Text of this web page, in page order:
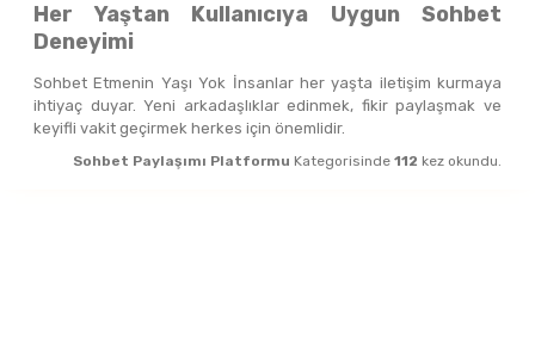
Her Yaştan Kullanıcıya Uygun Sohbet
Deneyimi
Sohbet Etmenin Yaşı Yok İnsanlar her yaşta iletişim kurmaya
ihtiyaç duyar. Yeni arkadaşlıklar edinmek, fikir paylaşmak ve
keyifli vakit geçirmek herkes için önemlidir.
Sohbet Paylaşımı Platformu Kategorisinde 112 kez okundu.